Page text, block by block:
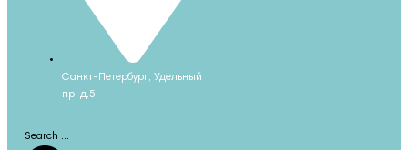
Санкт-Петербург, Удельный
пр. д.5
Search ...